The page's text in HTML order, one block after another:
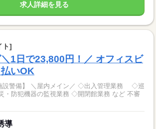
求人詳細を見る
ト]
1日で23,800円！／ オフィスビ
いOK
◇出入管理業務 ◇巡
犯機器の監視業務 ◇開閉館業務 など 不審
導